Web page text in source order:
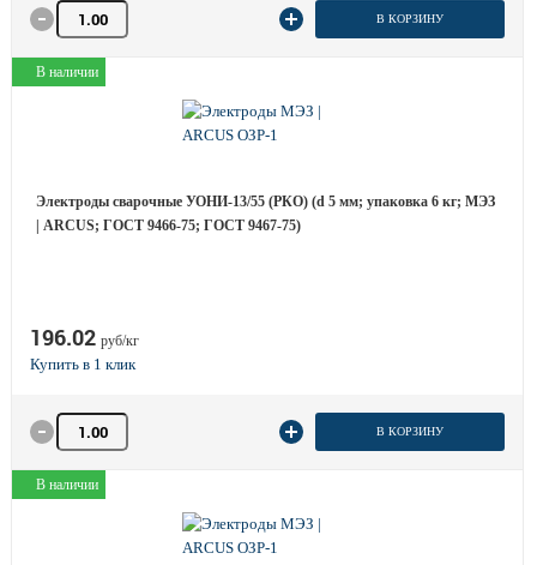
Количество товара В КОРЗИНУ
В наличии
Электроды сварочные УОНИ-13/55 (РКО) (d 5 мм; упаковка 6 кг; МЭЗ
| ARCUS; ГОСТ 9466-75; ГОСТ 9467-75)
196.02 руб/кг
Количество товара В КОРЗИНУ
В наличии